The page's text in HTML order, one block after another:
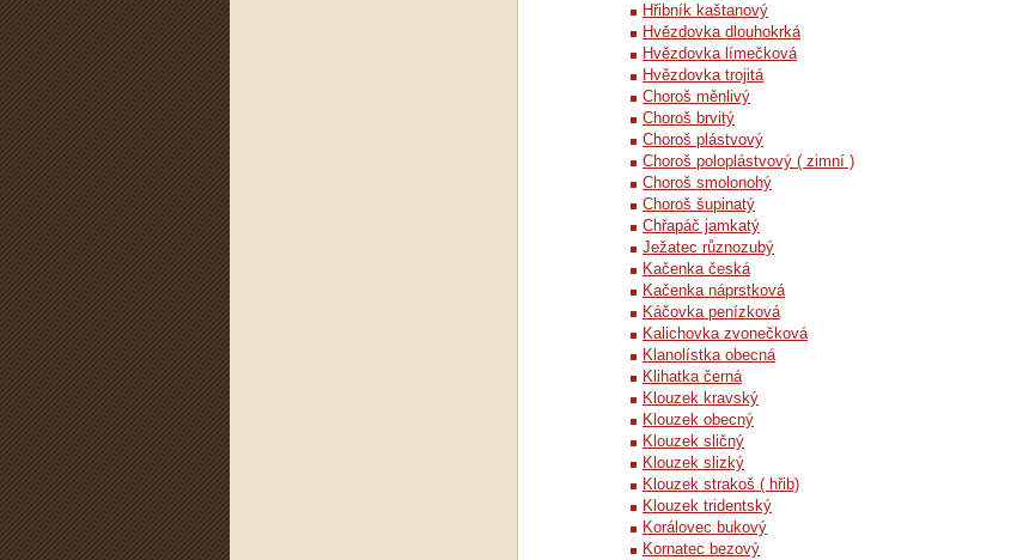
Hřibník kaštanový
Hvězdovka dlouhokrká
Hvězdovka límečková
Hvězdovka trojitá
Choroš měnlivý
Choroš brvitý
Choroš plástvový
Choroš poloplástvový ( zimní )
Choroš smolonohý
Choroš šupinatý
Chřapáč jamkatý
Ježatec různozubý
Kačenka česká
Kačenka náprstková
Káčovka penízková
Kalichovka zvonečková
Klanolístka obecná
Klihatka černá
Klouzek kravský
Klouzek obecný
Klouzek sličný
Klouzek slizký
Klouzek strakoš ( hřib)
Klouzek tridentský
Korálovec bukový
Kornatec bezový